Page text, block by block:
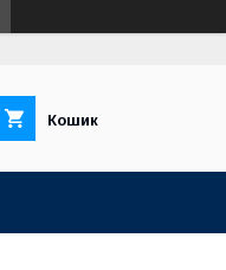
Кошик